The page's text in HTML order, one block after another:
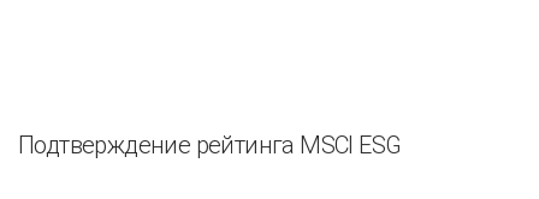
Подтверждение рейтинга MSCI ESG